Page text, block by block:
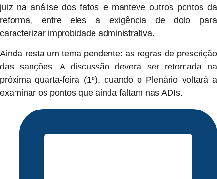
juiz na análise dos fatos e manteve outros pontos da
reforma, entre eles a exigência de dolo para
caracterizar improbidade administrativa.
Ainda resta um tema pendente: as regras de prescrição
das sanções. A discussão deverá ser retomada na
próxima quarta-feira (1º), quando o Plenário voltará a
examinar os pontos que ainda faltam nas ADIs.